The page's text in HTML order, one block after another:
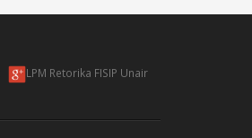
LPM Retorika FISIP Unair